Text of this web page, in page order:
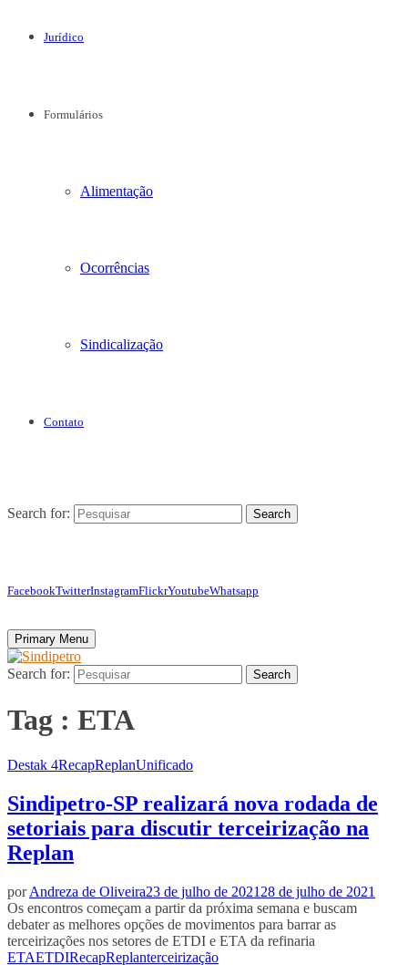
Jurídico
Formulários
Alimentação
Ocorrências
Sindicalização
Contato
Search for: Search
FacebookTwitterInstagramFlickrYoutubeWhatsapp
Primary Menu
Search for: Search
Tag : ETA
Destak 4RecapReplanUnificado
Sindipetro-SP realizará nova rodada de
setoriais para discutir terceirização na
Replan
porAndreza de Oliveira23 de julho de 2021 28 de julho de 2021
Os encontros começam a partir da próxima semana e buscam
debater as melhores opções de movimentos para barrar as
terceirizações nos setores de ETDI e ETA da refinaria
ETAETDIRecapReplanterceirização